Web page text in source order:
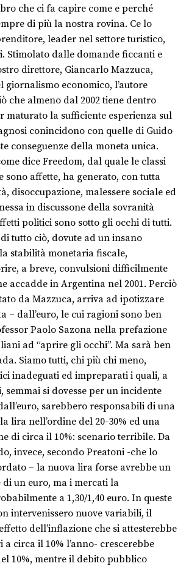
che ci fa capire come e perché
di più la nostra rovina. Ce lo
leader nel settore turistico,
Stimolato dalle domande ficcanti e
direttore, Giancarlo Mazzuca,
economico, l’autore
che almeno dal 2002 tiene dentro
maturato la sufficiente esperienza sul
conincidono con quelle di Guido
conseguenze della moneta unica.
dice Freedom, dal quale le classi
sono affette, ha generato, con tutta
disoccupazione, malessere sociale ed
in discussone della sovranità
politici sono sotto gli occhi di tutti.
tutto ciò, dovute ad un insano
stabilità monetaria fiscale,
a breve, convulsioni difficilmente
accadde in Argentina nel 2001. Perciò
da Mazzuca, arriva ad ipotizzare
– dall’euro, le cui ragioni sono ben
Paolo Sazona nella prefazione
ad “aprire gli occhi”. Ma sarà ben
Siamo tutti, chi più chi meno,
inadeguati ed impreparati i quali, a
si dovesse per un incidente
sarebbero responsabili di una
lira nell’ordine del 20-30% ed una
di circa il 10%: scenario terribile. Da
invece, secondo Preatoni -che lo
– la nuova lira forse avrebbe un
un euro, ma i mercati la
a 1,30/1,40 euro. In queste
intervenissero nuove variabili, il
dell’inflazione che si attesterebbe
a circa il 10% l’anno- crescerebbe
10%, mentre il debito pubblico